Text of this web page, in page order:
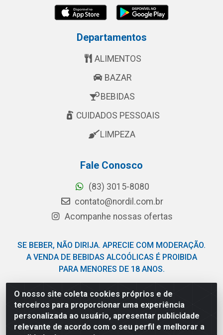
O nosso site coleta cookies próprios e de
terceiros para proporcionar uma experiência
personalizada ao usuário, apresentar publicidade
relevante de acordo com o seu perfil e melhorar a
Departamentos
ALIMENTOS
BAZAR
BEBIDAS
CUIDADOS PESSOAIS
LIMPEZA
Fale Conosco
(83) 3015-8080
contato@nordil.com.br
Acompanhe nossas ofertas
SE BEBER, NÃO DIRIJA. APRECIE COM MODERAÇÃO.
A VENDA DE BEBIDAS ALCOÓLICAS É PROIBIDA
PARA MENORES DE 18 ANOS.
Nordil Distribuidora - Avenida Liberdade, 2738, Bloco F -
Sesi - Bayeux/PB - CEP 58.111-400 - CNPJ
03.775.813/0001-41